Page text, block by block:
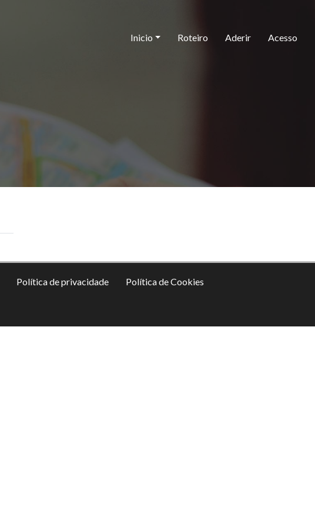
Inicio Roteiro Aderir Acesso
Política de privacidade Política de Cookies